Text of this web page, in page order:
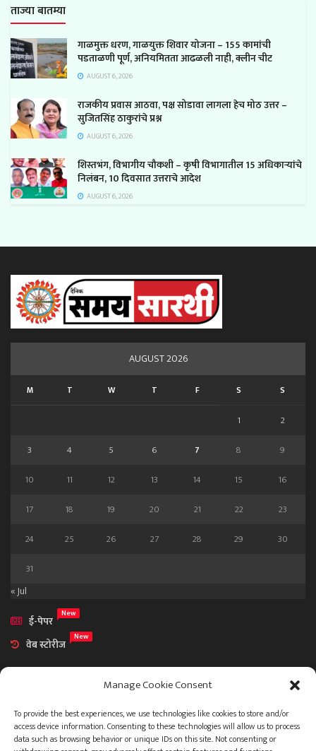
Manage Cookie Consent
To provide the best experiences, we use technologies like cookies to store and/or
access device information. Consenting to these technologies will allow us to process
data such as browsing behavior or unique IDs on this site. Not consenting or
ताज्या बातम्या
गाळमुक्त धरण, गाळयुक्त शिवार योजना – 155 कामांची
पडताळणी पूर्ण, अनियमितता आढळली नाही, क्लीन चीट
AUGUST 6, 2026
राजकीय प्रवास आठवा, पक्ष सोडावा लागला हेच मोठ उत्तर –
सुजितसिंह ठाकुरांचे प्रश्न
AUGUST 6, 2026
शिस्तभंग, विभागीय चौकशी – कृषी विभागातील 15 अधिकाऱ्यांचे
निलंबन, 10 दिवसात उत्तराचे आदेश
AUGUST 6, 2026
AUGUST 2026
M T W T F S S
1
2
3
4 5 6 7 8
9
10
11 12 13 14 15
16
17
18 19 20 21 22
23
24
25 26 27 28 29
30
31
« Jul
ई-पेपर
New
वेब स्टोरीज New
आमच्या विषयी